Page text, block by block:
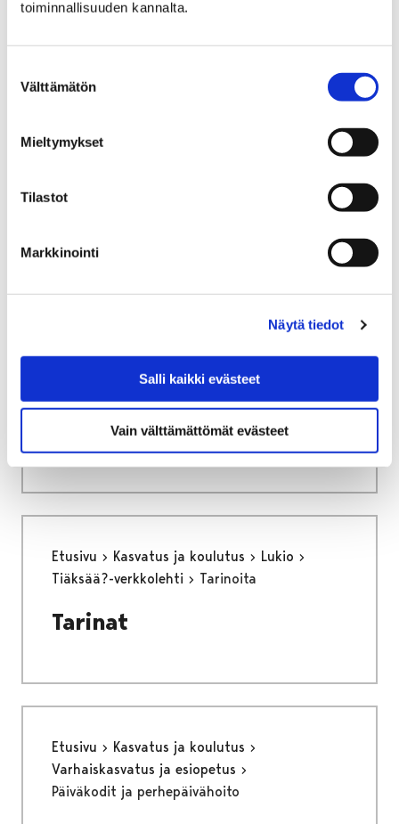
toiminnallisuuden kannalta.
valinta
Välttämätön
Mieltymykset
Tilastot
Markkinointi
Näytä tiedot
Salli kaikki evästeet
Vain välttämättömät evästeet
Ohjaajana Porin mallissa
mielekkäitä harrastusmahdollisuuksia
tekemään merkittävää työtä lasten ja nuorten
Jätehuolto
Lomakkeet
Käsittelemme ilmoituksia
saapumisjärjestyksessä. Ilmoitusten
käsittelyssä on ruuhkaa, käsittelyaika on noin
1-4 viikkoa lomakkeen saapumisesta.
Etusivu Kasvatus ja koulutus
Lukio
Tiäksää?-verkkolehti
Tarinoita
Tarinat
Etusivu
Kasvatus ja koulutus
Varhaiskasvatus ja esiopetus
Päiväkodit ja perhepäivähoito